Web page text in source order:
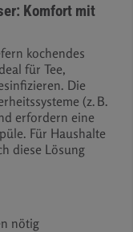
Komfort mit
kochendes
für Tee,
Die
(z. B.
erfordern eine
Für Haushalte
diese Lösung
nötig